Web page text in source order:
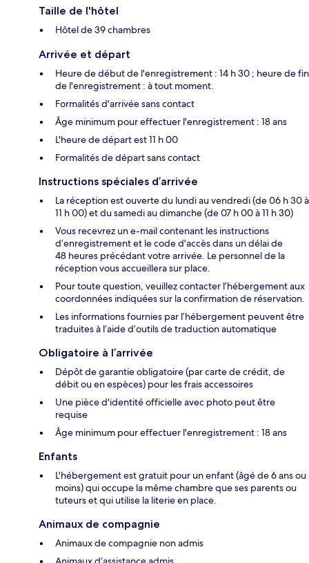
Taille de l'hôtel
Hôtel de 39 chambres
Arrivée et départ
Heure de début de l'enregistrement : 14 h 30 ; heure de fin
de l'enregistrement : à tout moment.
Formalités d'arrivée sans contact
Âge minimum pour effectuer l'enregistrement : 18 ans
L'heure de départ est 11 h 00
Formalités de départ sans contact
Instructions spéciales d’arrivée
La réception est ouverte du lundi au vendredi (de 06 h 30 à
11 h 00) et du samedi au dimanche (de 07 h 00 à 11 h 30)
Vous recevrez un e-mail contenant les instructions
d’enregistrement et le code d'accès dans un délai de
48 heures précédant votre arrivée. Le personnel de la
réception vous accueillera sur place.
Pour toute question, veuillez contacter l’hébergement aux
coordonnées indiquées sur la confirmation de réservation.
Les informations fournies par l’hébergement peuvent être
traduites à l’aide d’outils de traduction automatique
Obligatoire à l’arrivée
Dépôt de garantie obligatoire (par carte de crédit, de
débit ou en espèces) pour les frais accessoires
Une pièce d'identité officielle avec photo peut être
requise
Âge minimum pour effectuer l'enregistrement : 18 ans
Enfants
L'hébergement est gratuit pour un enfant (âgé de 6 ans ou
moins) qui occupe la même chambre que ses parents ou
tuteurs et qui utilise la literie en place.
Animaux de compagnie
Animaux de compagnie non admis